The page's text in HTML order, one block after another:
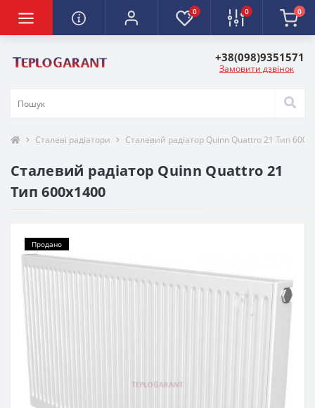
0 0 0
+38(098)9351571
Замовити дзвінок
Сталеві радіатори Сталевий радіатор Quinn Quattro 21 Тип
Сталевий радіатор Quinn Quattro 21
Тип 600х1400
Продано